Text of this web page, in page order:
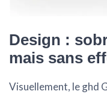
Design :
mais sans
Visuellement, le ghd